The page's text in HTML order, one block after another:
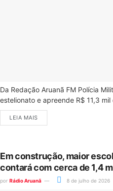
Da Redação Aruanã FM Polícia
estelionato e apreende R$ 11,3
LEIA MAIS
Em construção, maior
contará com cerca de 1,4
por Rádio Aruanã 8 de julho de 2026